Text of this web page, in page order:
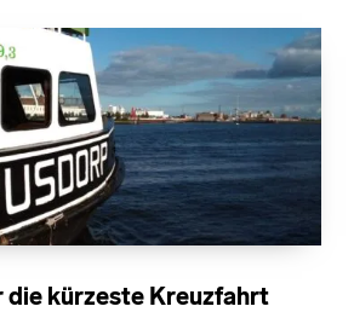
die kürzeste Kreuzfahrt